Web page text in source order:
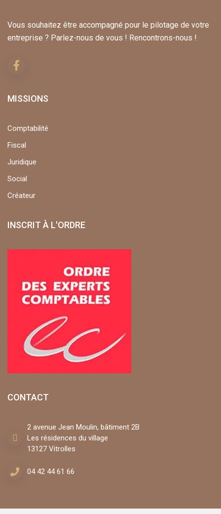
Vous souhaitez être accompagné pour le pilotage de votre
entreprise ? Parlez-nous de vous ! Rencontrons-nous !
MISSIONS
Comptabilité
Fiscal
Juridique
Social
Créateur
INSCRIT À L'ORDRE
CONTACT
2 avenue Jean Moulin, bâtiment 2B
Les résidences du village
13127 Vitrolles
04 42 44 61 66